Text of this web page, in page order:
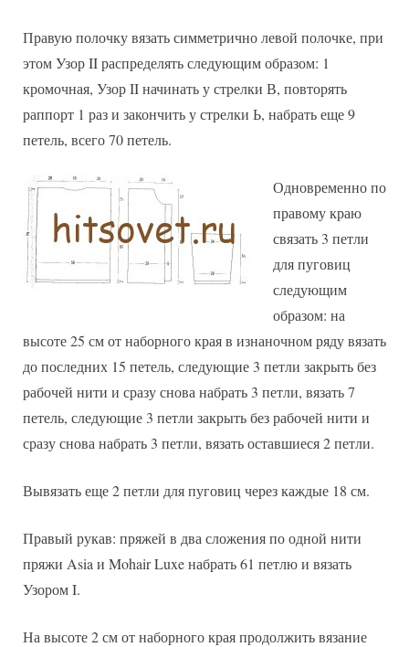
Правую полочку вязать симметрично левой полочке, при
этом Узор II распределять следующим образом: 1
кромочная, Узор II начинать у стрелки В, повторять
раппорт 1 раз и закончить у стрелки Ь, набрать еще 9
петель, всего 70 петель.
Одновременно по
правому краю
связать 3 петли
для пуговиц
следующим
образом: на
высоте 25 см от наборного края в изнаночном ряду вязать
до последних 15 петель, следующие 3 петли закрыть без
рабочей нити и сразу снова набрать 3 петли, вязать 7
петель, следующие 3 петли закрыть без рабочей нити и
сразу снова набрать 3 петли, вязать оставшиеся 2 петли.
Вывязать еще 2 петли для пуговиц через каждые 18 см.
Правый рукав: пряжей в два сложения по одной нити
пряжи Asia и Mohair Luxe набрать 61 петлю и вязать
Узором I.
На высоте 2 см от наборного края продолжить вязание